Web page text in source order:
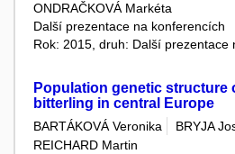
ONDRAČKOVÁ Markéta
Další prezentace na konferencích
Rok: 2015, druh: Další prezentace
Population genetic structure
bitterling in central Europe
BARTÁKOVÁ Veronika
BRYJA
REICHARD Martin